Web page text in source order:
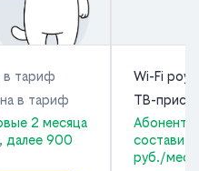
в тариф
в тариф
2 месяца
далее 900
Wi-Fi
ТВ-
составит
руб./мес.